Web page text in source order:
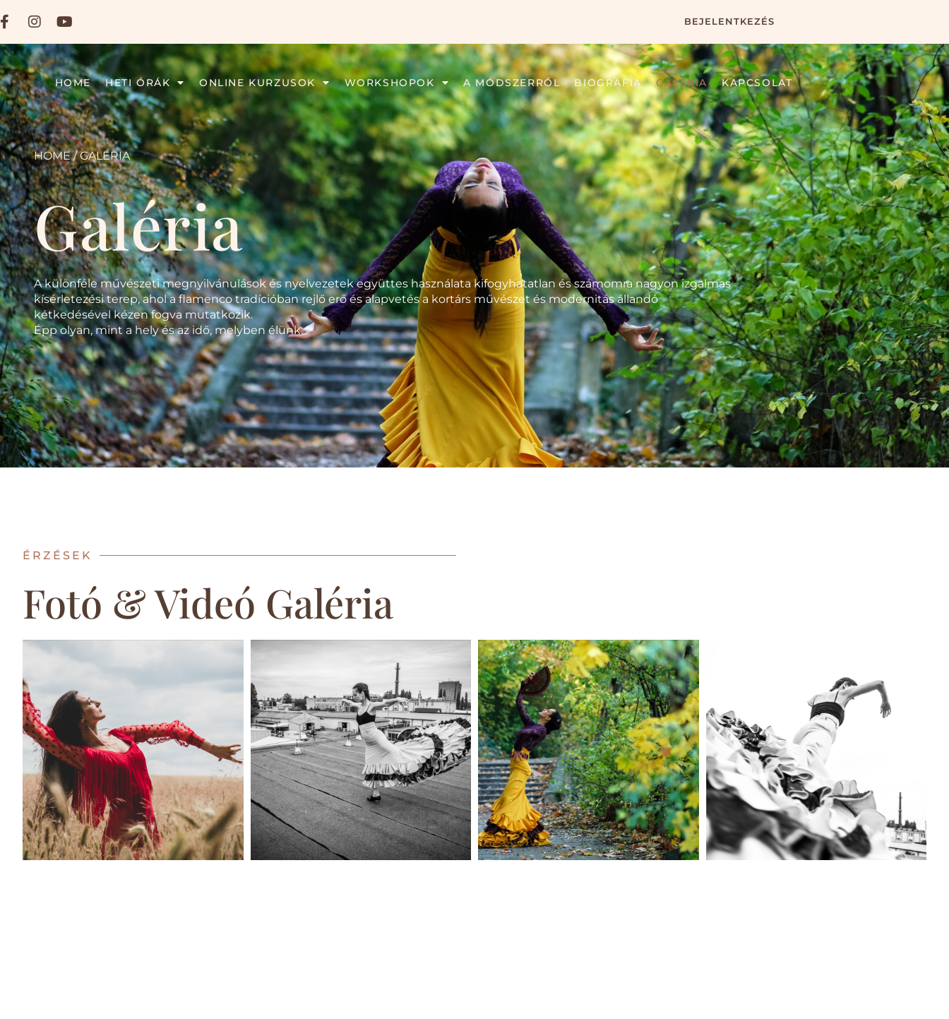
BEJELENTKEZÉS
HOME HETI ÓRÁK ONLINE KURZUSOK WORKSHOPOK A MÓDSZERRŐL BIOGRÁFIA GALÉRIA KAPCSOLAT
HOME/ GALÉRIA
Galéria
A különféle művészeti megnyilvánulások és nyelvezetek együttes használata kifogyhatatlan és számomra nagyon izgalmas
kísérletezési terep, ahol a flamenco tradícióban rejlő erő és alapvetés a kortárs művészet és modernitás állandó
kétkedésével kézen fogva mutatkozik.
Épp olyan, mint a hely és az idő, melyben élünk.
ÉRZÉSEK
Fotó & Videó Galéria